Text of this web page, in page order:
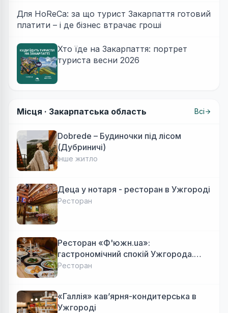
Для HoReCa: за що турист Закарпаття готовий
платити – і де бізнес втрачає гроші
Хто їде на Закарпаття: портрет
туриста весни 2026
Місця · Закарпатська область Всі
Dobrede – Будиночки під лісом
(Дубриничі)
Інше житло
Деца у нотаря - ресторан в Ужгороді
Ресторан
Ресторан «Ф'южн.ua»:
гастрономічний спокій Ужгорода.
Авторська локальна кухня, затишок
Ресторан
«Галлія» кав’ярня-кондитерська в
Ужгороді